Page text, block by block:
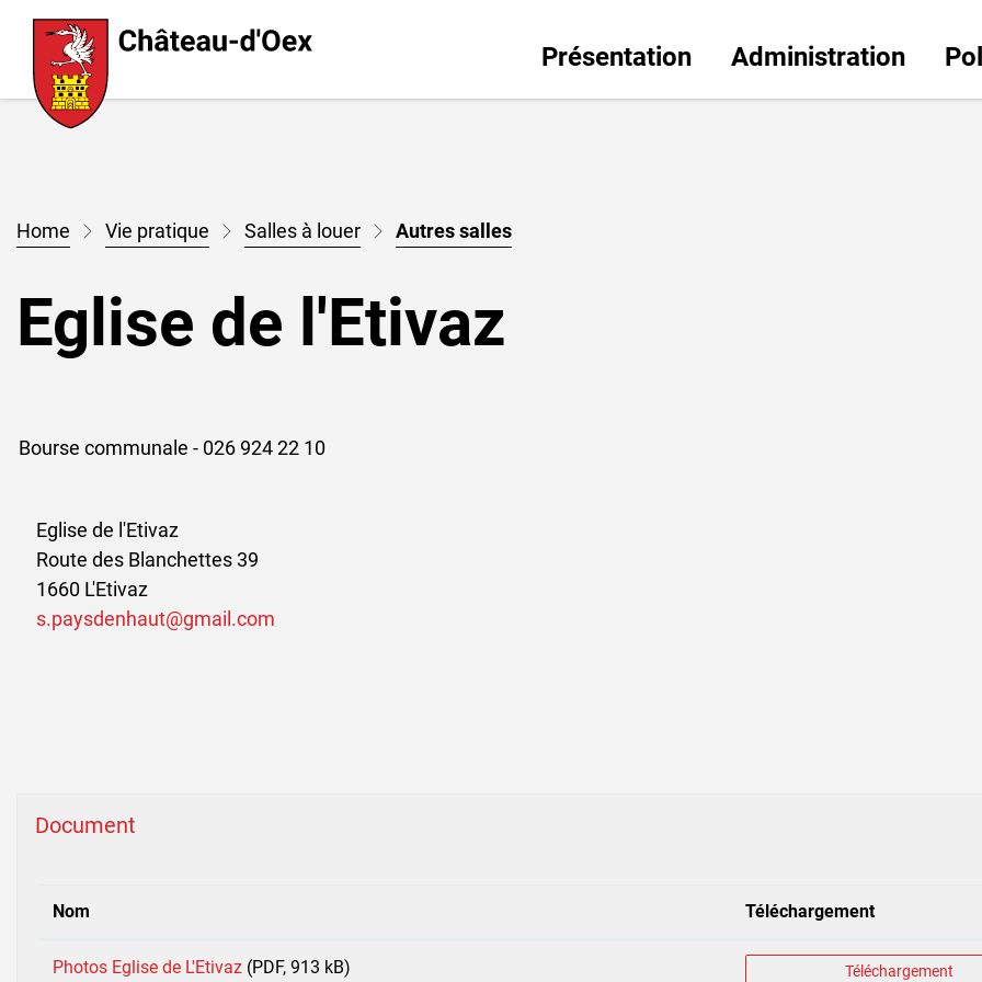
Page d'accueil
Accèder à la navigation
Accèder au contenu
Accèder à l'outil de recherche
Accèder à la table des matières
Chateau d'Oex Présentation Administration
Vie pratique Salles à louer Autres salles(sélectionné)
Eglise de l'Etivaz
Bourse communale - 026 924 22 10
Eglise de l'Etivaz
Route des Blanchettes 39
1660 L'Etivaz
s.paysdenhaut@gmail.com
Document
Nom Téléchargement
Photos Eglise de L'Etivaz (PDF, 913 kB) Téléchargement